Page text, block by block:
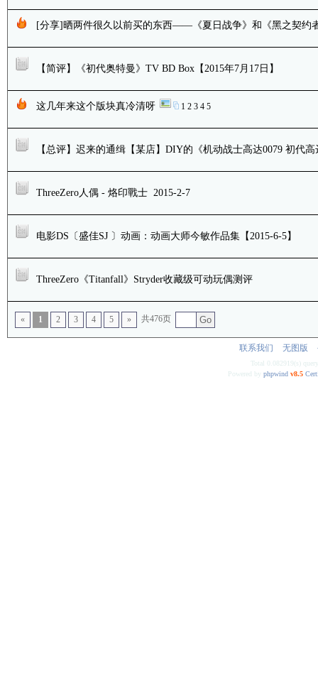
[分享]晒两件很久以前买的东西——《夏日战争》和《黑之契约
【简评】《初代奥特曼》TV BD Box【2015年7月17日】
这几年来这个版块真冷清呀 1 2 3 4 5
【总评】迟来的通缉【某店】DIY的《机动战士高达0079 初代
ThreeZero人偶 - 烙印戰士 2015-2-7
电影DS〔盛佳SJ 〕动画：动画大师今敏作品集【2015-6-5】
ThreeZero《Titanfall》Stryder收藏级可动玩偶测评
« 1 2 3 4 5 » 共476页 Go
联系我们 无图版
Total 0.082919(s)
Powered byphpwind v8.5